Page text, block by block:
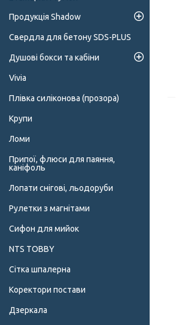
Продукція Shadow
Свердла для бетону SDS-PLUS
Душові бокси та кабіни
Vivia
Плівка силіконова (прозора)
Крупи
Ломи
Припої, флюси для паяння,
каніфоль
Лопати снігові, льодоруби
Рулетки з магнітами
Сифон для мийок
NTS TOBBY
Сітка шпалерна
Коректори постави
Дзеркала